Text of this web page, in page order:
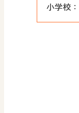
小学校：